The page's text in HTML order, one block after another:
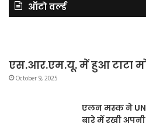
ऑटो वर्ल्ड
एस.आर.एम.यू. में हुआ टाटा
October 9, 2025
एलन मस्क ने
बारे में रखी